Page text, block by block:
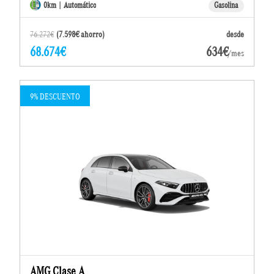
0km | Automático Gasolina
76.272€ (7.598€ ahorro) desde
68.674€ 634€/mes
9% DESCUENTO
AMG Clase A